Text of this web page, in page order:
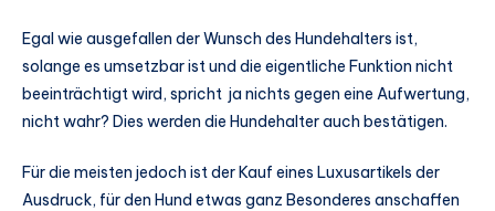
Egal wie ausgefallen der Wunsch des Hundehalters ist,
solange es umsetzbar ist und die eigentliche Funktion nicht
beeinträchtigt wird, spricht ja nichts gegen eine Aufwertung,
nicht wahr? Dies werden die Hundehalter auch bestätigen.
Für die meisten jedoch ist der Kauf eines Luxusartikels der
Ausdruck, für den Hund etwas ganz Besonderes anschaffen